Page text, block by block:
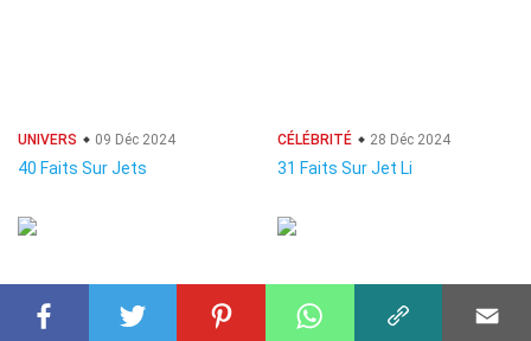
UNIVERS 09 Déc 2024
40 Faits Sur Jets
CÉLÉBRITÉ 28 Déc 2024
31 Faits Sur Jet Li